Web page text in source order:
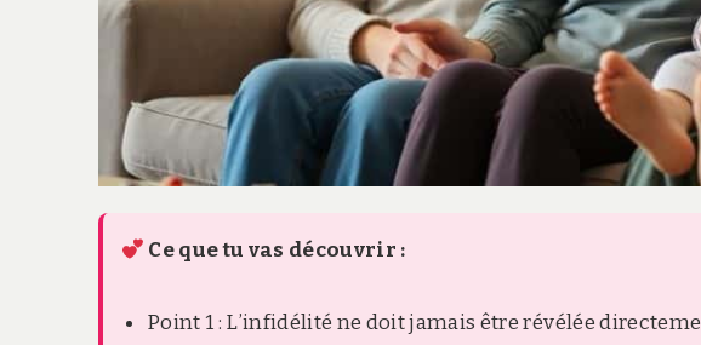
Ce que tu vas découvrir :
Point 1 : L’infidélité ne doit jamais être révélée